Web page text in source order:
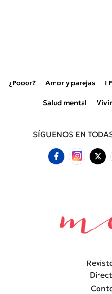
¿Pooor? Amor y parejas I
Salud mental
SÍGUENOS EN